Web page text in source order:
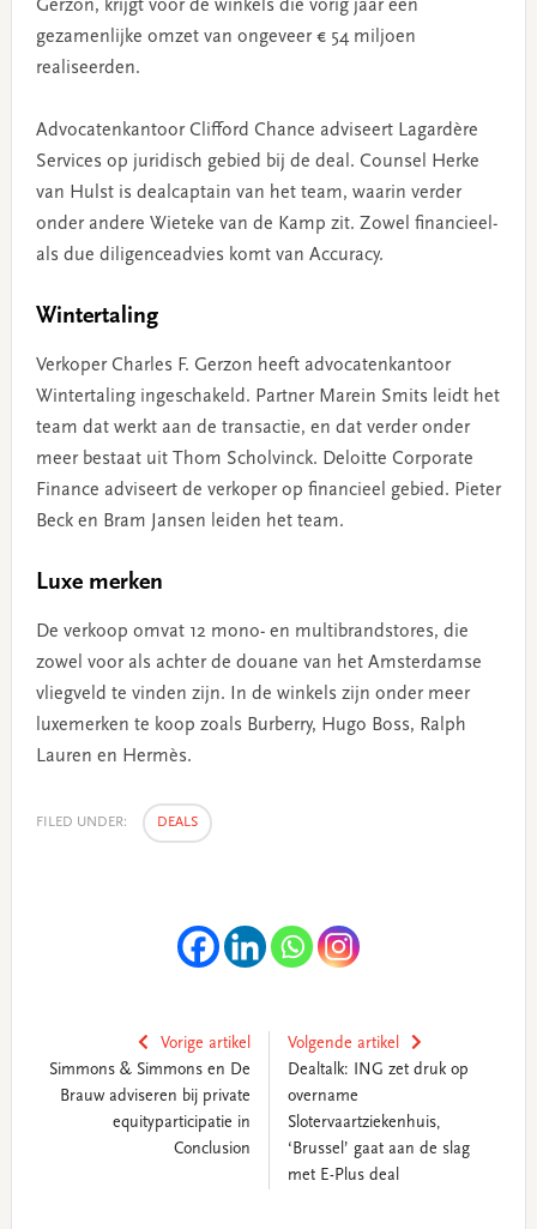
Gerzon, krijgt voor de winkels die vorig jaar een
gezamenlijke omzet van ongeveer € 54 miljoen
realiseerden.
Advocatenkantoor Clifford Chance adviseert Lagardère
Services op juridisch gebied bij de deal. Counsel Herke
van Hulst is dealcaptain van het team, waarin verder
onder andere Wieteke van de Kamp zit. Zowel financieel-
als due diligenceadvies komt van Accuracy.
Wintertaling
Verkoper Charles F. Gerzon heeft advocatenkantoor
Wintertaling ingeschakeld. Partner Marein Smits leidt het
team dat werkt aan de transactie, en dat verder onder
meer bestaat uit Thom Scholvinck. Deloitte Corporate
Finance adviseert de verkoper op financieel gebied. Pieter
Beck en Bram Jansen leiden het team.
Luxe merken
De verkoop omvat 12 mono- en multibrandstores, die
zowel voor als achter de douane van het Amsterdamse
vliegveld te vinden zijn. In de winkels zijn onder meer
luxemerken te koop zoals Burberry, Hugo Boss, Ralph
Lauren en Hermès.
FILED UNDER: DEALS
Vorige artikel
Simmons & Simmons en De
Brauw adviseren bij private
equityparticipatie in
Conclusion
Volgende artikel
Dealtalk: ING zet druk op
overname
Slotervaartziekenhuis,
‘Brussel’ gaat aan de slag
met E-Plus deal